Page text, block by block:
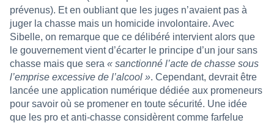
prévenus). Et en oubliant que les juges n’avaient pas à
juger la chasse mais un homicide involontaire. Avec
Sibelle, on remarque que ce délibéré intervient alors que
le gouvernement vient d’écarter le principe d’un jour sans
chasse mais que sera « sanctionné l’acte de chasse sous
l’emprise excessive de l’alcool ». Cependant, devrait être
lancée une application numérique dédiée aux promeneurs
pour savoir où se promener en toute sécurité. Une idée
que les pro et anti-chasse considèrent comme farfelue